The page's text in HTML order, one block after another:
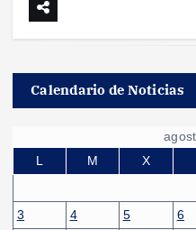
Calendario de Noticias
L
M X
3
4 5 6